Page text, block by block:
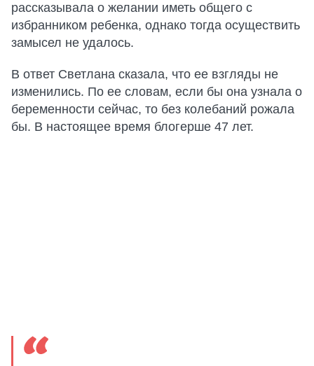
рассказывала о желании иметь общего с
избранником ребенка, однако тогда осуществить
замысел не удалось.
В ответ Светлана сказала, что ее взгляды не
изменились. По ее словам, если бы она узнала о
беременности сейчас, то без колебаний рожала
бы. В настоящее время блогерше 47 лет.